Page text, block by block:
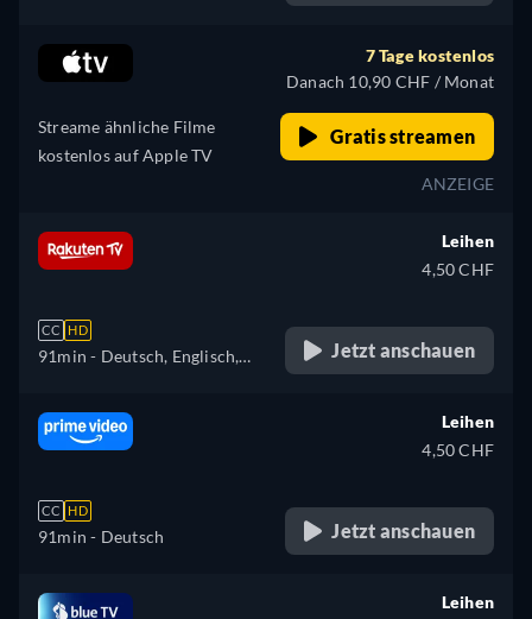
Streame ähnliche Filme
kostenlos auf Apple TV
7 Tage kostenlos
Danach 10,90 CHF / Monat
Gratis streamen
ANZEIGE
CC HD
91min - Deutsch, Englisch,
Italienisch
Leihen
4,50 CHF
Jetzt anschauen
CC HD
91min - Deutsch
Leihen
4,50 CHF
Jetzt anschauen
Leihen